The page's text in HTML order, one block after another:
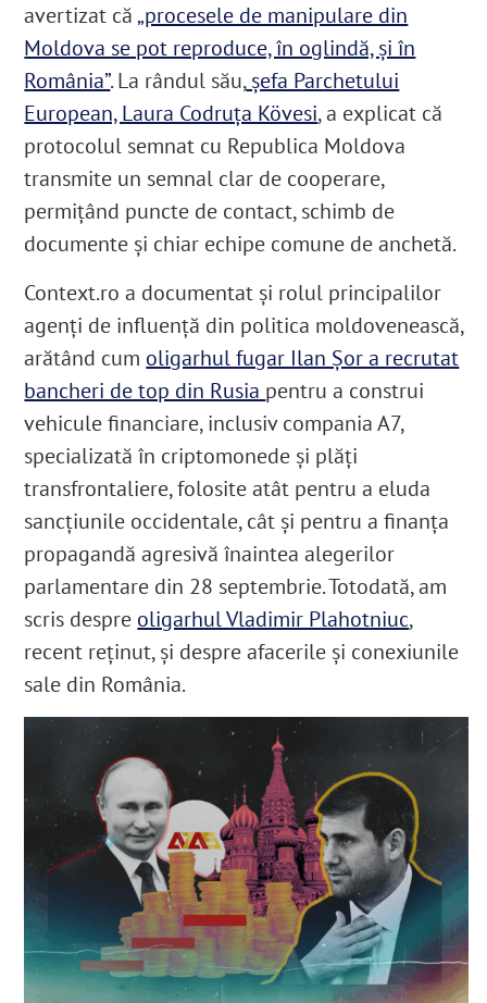
avertizat că „procesele de manipulare din
Moldova se pot reproduce, în oglindă, și în
România”. La rândul său,șefa Parchetului
European, Laura Codruța Kövesi, a explicat că
protocolul semnat cu Republica Moldova
transmite un semnal clar de cooperare,
permițând puncte de contact, schimb de
documente și chiar echipe comune de anchetă.
Context.ro a documentat și rolul principalilor
agenți de influență din politica moldovenească,
arătând cum oligarhul fugar Ilan Șor a recrutat
bancheri de top din Rusia pentru a construi
vehicule financiare, inclusiv compania A7,
specializată în criptomonede și plăți
transfrontaliere, folosite atât pentru a eluda
sancțiunile occidentale, cât și pentru a finanța
propagandă agresivă înaintea alegerilor
parlamentare din 28 septembrie. Totodată, am
scris despre oligarhul Vladimir Plahotniuc,
recent reținut, și despre afacerile și conexiunile
sale din România.